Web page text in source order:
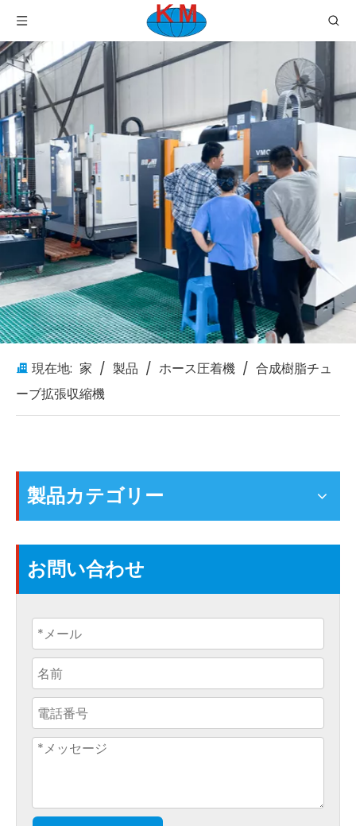
現在地: 家 / 製品 / ホース圧着機 / 合成樹脂チュ
ーブ拡張収縮機
製品カテゴリー
お問い合わせ